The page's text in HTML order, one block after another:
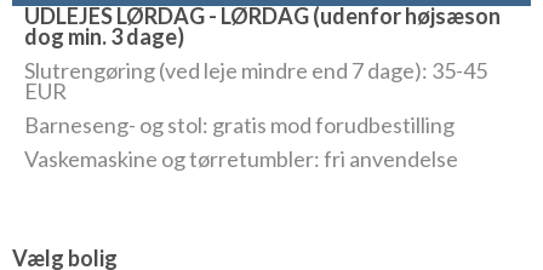
UDLEJES LØRDAG - LØRDAG (udenfor højsæson
dog min. 3 dage)
Slutrengøring (ved leje mindre end 7 dage): 35-45
EUR
Barneseng- og stol: gratis mod forudbestilling
Vaskemaskine og tørretumbler: fri anvendelse
Vælg bolig